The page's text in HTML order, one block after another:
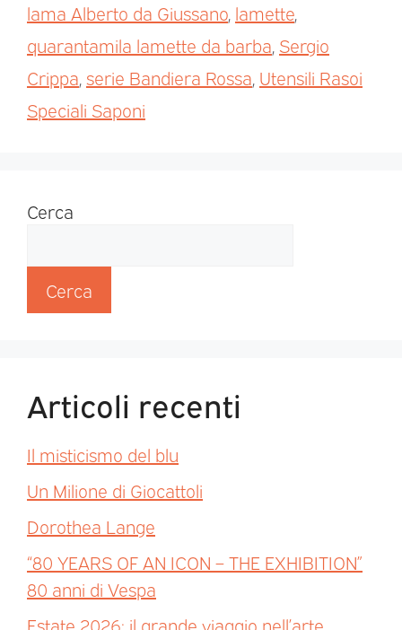
lama Alberto da Giussano, lamette,
quarantamila lamette da barba, Sergio
Crippa,serie Bandiera Rossa, Utensili Rasoi
Speciali Saponi
Cerca
Cerca
Articoli recenti
Il misticismo del blu
Un Milione di Giocattoli
Dorothea Lange
“80 YEARS OF AN ICON – THE EXHIBITION”
80 anni di Vespa
Estate 2026: il grande viaggio nell’arte